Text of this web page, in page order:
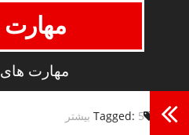
مهارت برتر
مهارت های زندگی
Tagged: